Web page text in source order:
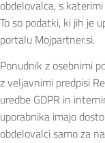
obdelovalca, s
To so podatki, ki jih je
portalu Mojpartner.si.
Ponudnik z osebnimi
z veljavnimi predpisi
uredbe GDPR in
uporabnika imajo
obdelovalci samo za